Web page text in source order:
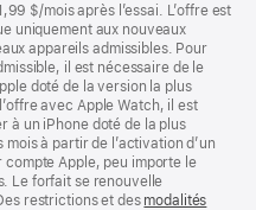
$/mois après l’essai. L’offre est
uniquement aux nouveaux
appareils admissibles. Pour
il est nécessaire de le
doté de la version la plus
avec Apple Watch, il est
à un iPhone doté de la plus
à partir de l’activation d’un
Apple, peu importe le
Le forfait se renouvelle
restrictions et des modalités